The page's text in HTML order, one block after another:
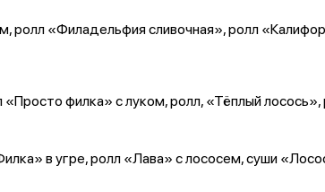
«Филадельфия сливочная», ролл
филка» с луком, ролл, «Тёплый лосось»,
в угре, ролл «Лава» с лососем, суши